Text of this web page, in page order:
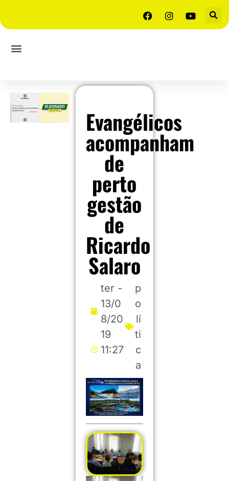
Evangélicos
acompanham
de
perto
gestão
de
Ricardo
Salaro
ter -
13/0
8/20
19
11:27
p
o
lí
ti
c
a